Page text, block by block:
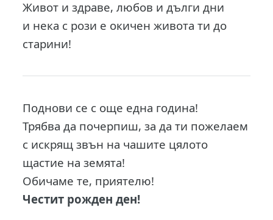
Живот и здраве, любов и дълги дни
и нека с рози е окичен живота ти до
старини!
Поднови се с още една година!
Трябва да почерпиш, за да ти пожелаем
с искрящ звън на чашите цялото
щастие на земята!
Обичаме те, приятелю!
Честит рожден ден!